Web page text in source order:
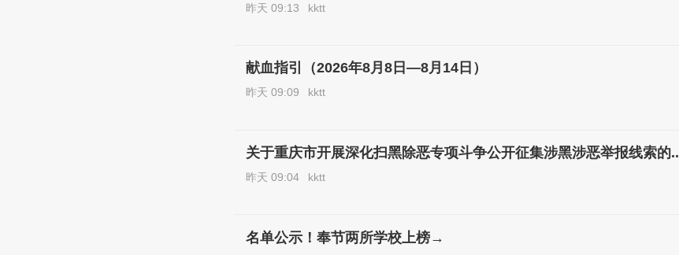
昨天 09:13 kktt
献血指引（2026年8月8日—8月14日）
昨天 09:09 kktt
关于重庆市开展深化扫黑除恶专项斗争公开征集涉黑涉恶举报线索的..
昨天 09:04 kktt
名单公示！奉节两所学校上榜→